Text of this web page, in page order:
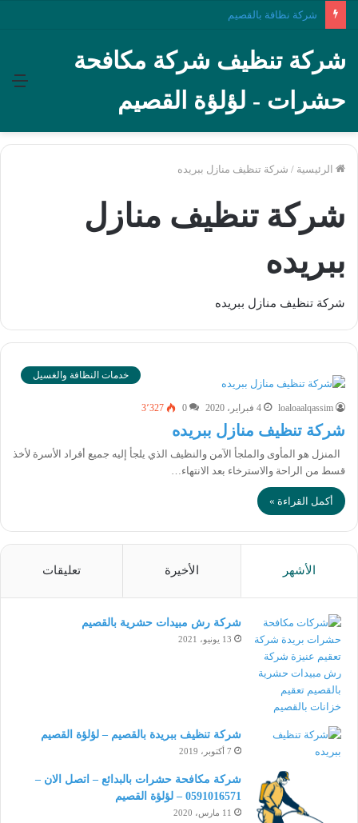
شركة نظافة بالقصيم
شركة تنظيف شركة مكافحة
حشرات - لؤلؤة القصيم
الرئيسية / شركة تنظيف منازل ببريده
شركة تنظيف منازل
ببريده
شركة تنظيف منازل ببريده
خدمات النظافة والغسيل
loaloaalqassim 4 فبراير، 2020 0 3٬327
شركة تنظيف منازل ببريده
المنزل هو المأوى والملجأ الآمن والنظيف الذي يلجأ إليه جميع أفراد الأسرة لأخذ
قسط من الراحة والاسترخاء بعد الانتهاء…
أكمل القراءة »
الأشهر الأخيرة تعليقات
شركة رش مبيدات حشرية بالقصيم
13 يونيو، 2021
شركة تنظيف ببريدة بالقصيم – لؤلؤة القصيم
7 أكتوبر، 2019
شركة مكافحة حشرات بالبدائع – اتصل الان –
0591016571 – لؤلؤة القصيم
11 مارس، 2020